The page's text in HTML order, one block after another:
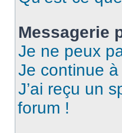
Messagerie
Je ne peux
Je continue
J’ai reçu un
forum !